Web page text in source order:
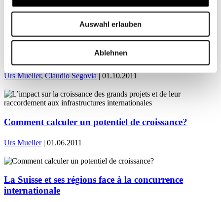
Auswahl erlauben
Ablehnen
L’impact sur la croissance des grands projets et de
leur raccordement aux infrastructures
Finance / FiscalitéPolitique économiquePlace économique
Urs Mueller,Claudio Segovia| 01.10.2011
Comment calculer un potentiel de croissance?
Urs Mueller| 01.06.2011
La Suisse et ses régions face à la concurrence
internationale